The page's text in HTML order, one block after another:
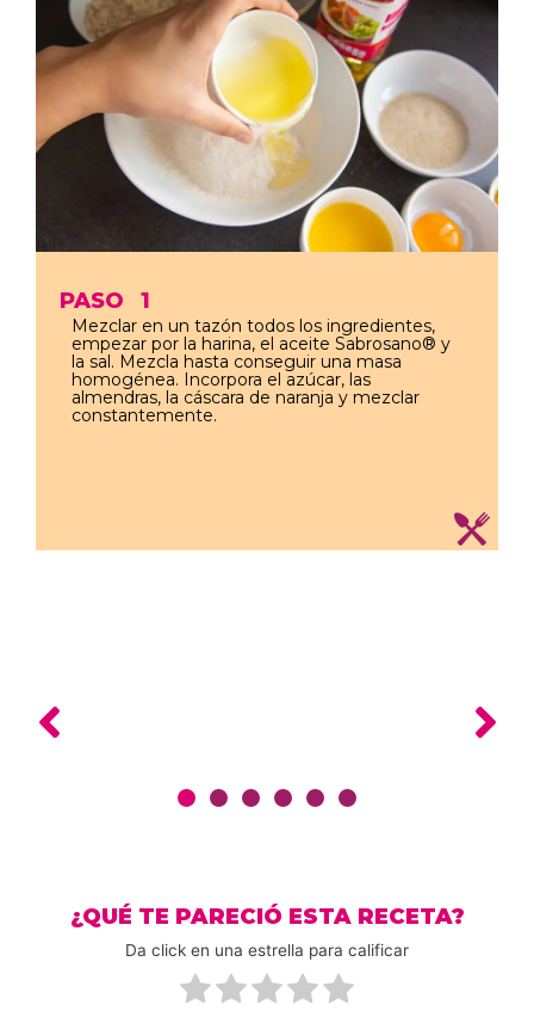
PASO 1
Mezclar en un tazón todos los ingredientes,
empezar por la harina, el aceite Sabrosano® y
la sal. Mezcla hasta conseguir una masa
homogénea. Incorpora el azúcar, las
almendras, la cáscara de naranja y mezclar
constantemente.
¿QUÉ TE PARECIÓ ESTA RECETA?
Da click en una estrella para calificar